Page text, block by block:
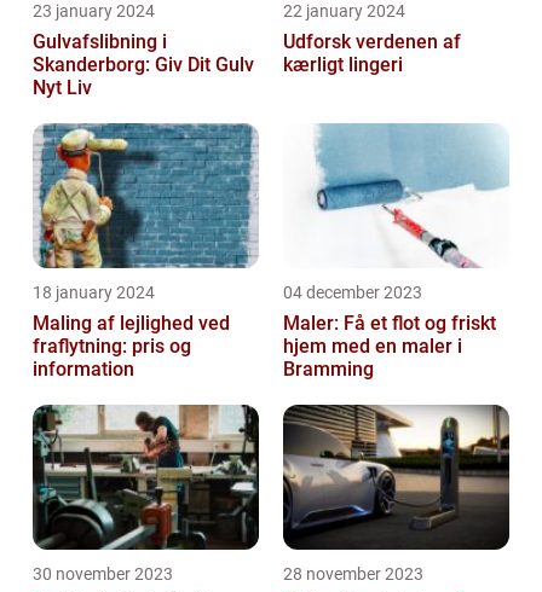
23 january 2024
Gulvafslibning i
Skanderborg: Giv Dit Gulv
Nyt Liv
22 january 2024
Udforsk verdenen af
kærligt lingeri
18 january 2024
Maling af lejlighed ved
fraflytning: pris og
information
04 december 2023
Maler: Få et flot og friskt
hjem med en maler i
Bramming
30 november 2023 28 november 2023